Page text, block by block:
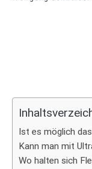
Ist es möglich
Kann man mit
Wo halten sich